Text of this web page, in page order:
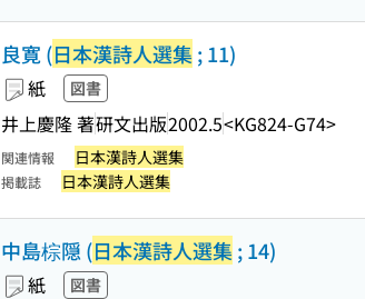
良寛 (日本漢詩人選集 ; 11)
紙 図書
井上慶隆 著研文出版2002.5<KG824-G74>
関連情報 日本漢詩人選集
掲載誌 日本漢詩人選集
中島棕隠 (日本漢詩人選集 ; 14)
紙 図書